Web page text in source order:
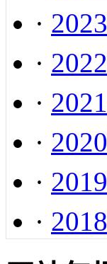
·
·
·
·
·
·